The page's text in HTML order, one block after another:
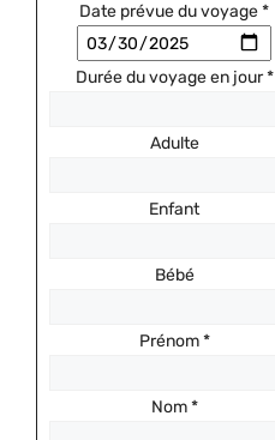
Date prévue du voyage*
Durée du voyage en jour*
Adulte
Enfant
Bébé
Prénom*
Nom*